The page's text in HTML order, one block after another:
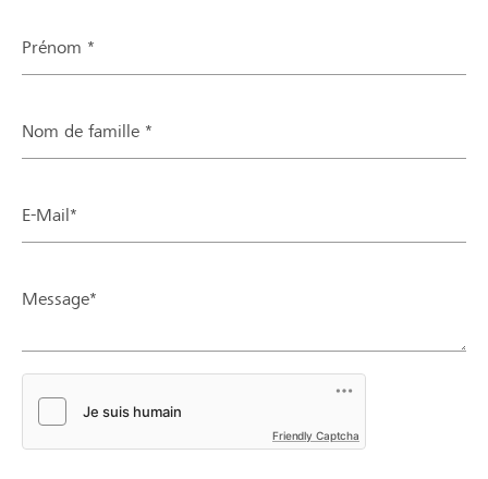
Prénom *
Nom de famille *
E-Mail*
Message*
Friendly Captcha